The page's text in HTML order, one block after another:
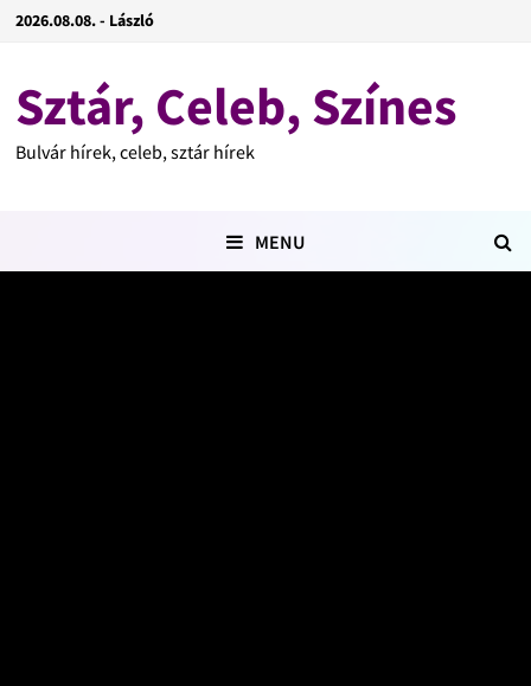
2026.08.08. - László
Sztár, Celeb, Színes
Bulvár hírek, celeb, sztár hírek
MENU